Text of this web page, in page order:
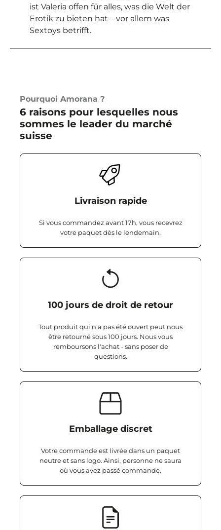
ist Valeria offen für alles, was die Welt der
Erotik zu bieten hat – vor allem was
Sextoys betrifft.
Pourquoi Amorana ?
6 raisons pour lesquelles nous
sommes le leader du marché
suisse
Livraison rapide
Si vous commandez avant 17h, vous recevrez
votre paquet dès le lendemain.
100 jours de droit de retour
Tout produit qui n'a pas été ouvert peut nous
être retourné sous 100 jours. Nous vous
remboursons l'achat - sans poser de
questions.
Emballage discret
Votre commande est livrée dans un paquet
neutre et sans logo. Ainsi, personne ne saura
où vous avez passé commande.